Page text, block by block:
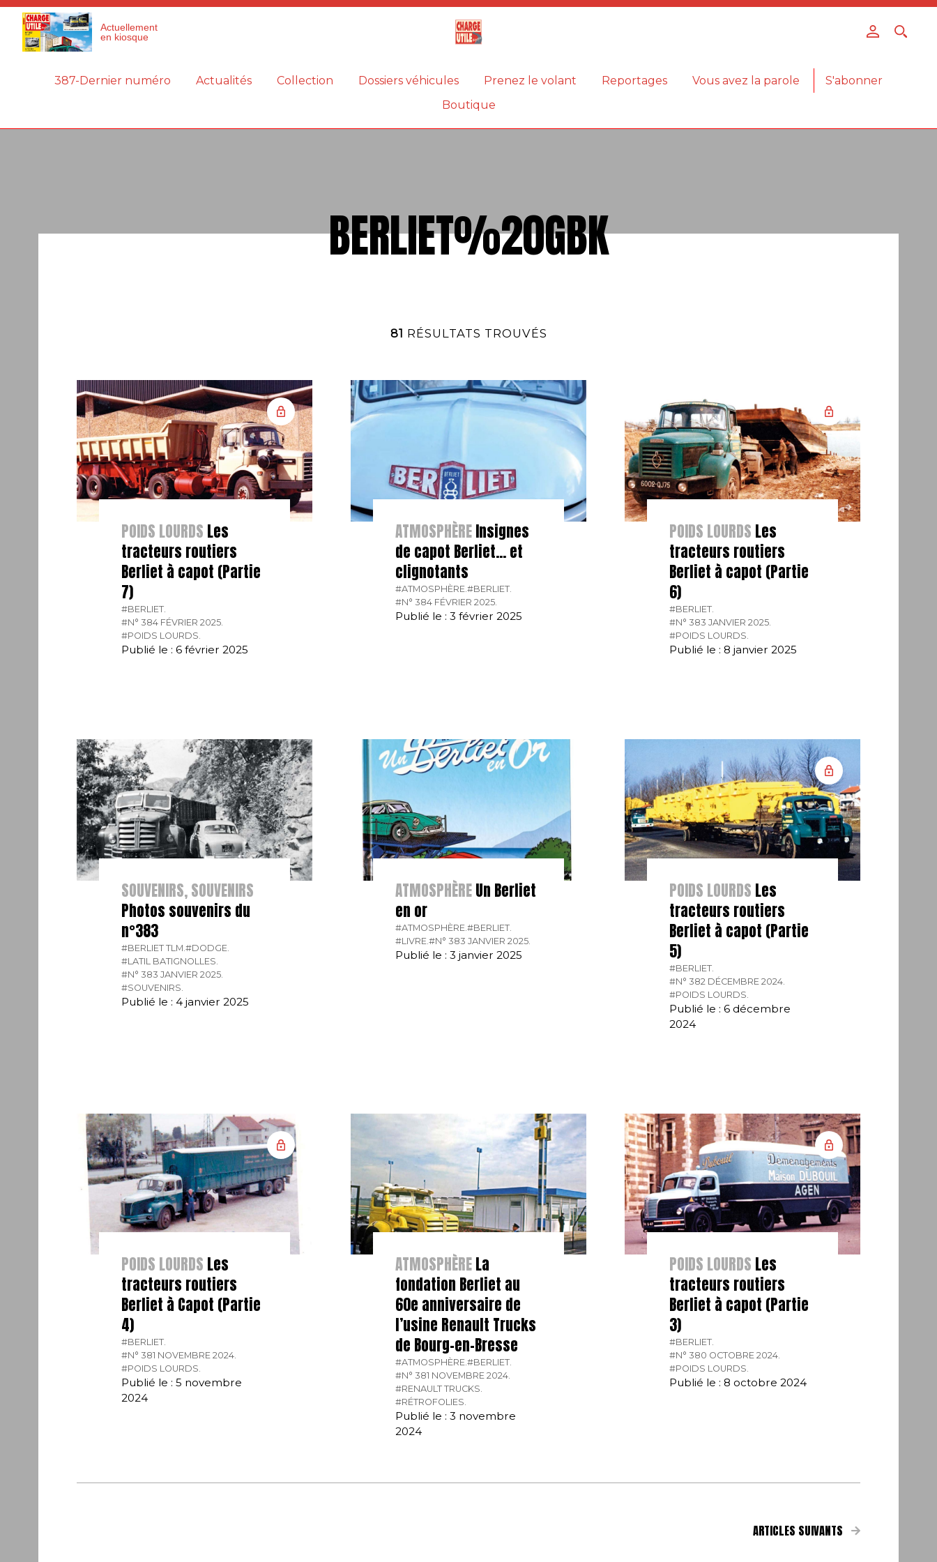
Actuellement
en kiosque
387-Dernier numéro Actualités Collection Dossiers véhicules Prenez le volant Reportages Vous avez la parole
S'abonner
Boutique
BERLIET%20GBK
81 RÉSULTATS TROUVÉS
POIDS LOURDS Les
tracteurs routiers
Berliet à capot (Partie
7)
#BERLIET.
#N° 384 FÉVRIER 2025.
#POIDS LOURDS.
Publié le : 6 février 2025
ATMOSPHÈREInsignes
de capot Berliet… et
clignotants
#ATMOSPHÈRE.#BERLIET.
#N° 384 FÉVRIER 2025.
Publié le : 3 février 2025
POIDS LOURDS Les
tracteurs routiers
Berliet à capot (Partie
6)
#BERLIET.
#N° 383 JANVIER 2025.
#POIDS LOURDS.
Publié le : 8 janvier 2025
SOUVENIRS, SOUVENIRS
Photos souvenirs du
n°383
#BERLIET TLM.#DODGE.
#LATIL BATIGNOLLES.
#N° 383 JANVIER 2025.
#SOUVENIRS.
Publié le : 4 janvier 2025
ATMOSPHÈREUn Berliet
en or
#ATMOSPHÈRE.#BERLIET.
#LIVRE.#N° 383 JANVIER 2025.
Publié le : 3 janvier 2025
POIDS LOURDS Les
tracteurs routiers
Berliet à capot (Partie
5)
#BERLIET.
#N° 382 DÉCEMBRE 2024.
#POIDS LOURDS.
Publié le : 6 décembre
2024
POIDS LOURDS Les
tracteurs routiers
Berliet à Capot (Partie
4)
#BERLIET.
#N° 381 NOVEMBRE 2024.
#POIDS LOURDS.
Publié le : 5 novembre
2024
ATMOSPHÈRELa
fondation Berliet au
60e anniversaire de
l’usine Renault Trucks
de Bourg-en-Bresse
#ATMOSPHÈRE.#BERLIET.
#N° 381 NOVEMBRE 2024.
#RENAULT TRUCKS.
#RÉTROFOLIES.
Publié le : 3 novembre
2024
POIDS LOURDS Les
tracteurs routiers
Berliet à capot (Partie
3)
#BERLIET.
#N° 380 OCTOBRE 2024.
#POIDS LOURDS.
Publié le : 8 octobre 2024
ARTICLES SUIVANTS
Panneau de gestion des cookies